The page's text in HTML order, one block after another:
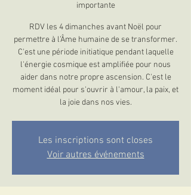
importante
RDV les 4 dimanches avant Noël pour
permettre à l’Âme humaine de se transformer.
C'est une période initiatique pendant laquelle
l'énergie cosmique est amplifiée pour nous
aider dans notre propre ascension. C'est le
moment idéal pour s'ouvrir à l'amour, la paix, et
la joie dans nos vies.
Les inscriptions sont closes
Voir autres événements